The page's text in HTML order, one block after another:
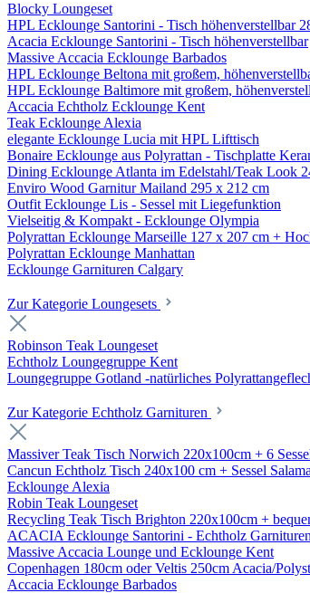
Blocky Loungeset
HPL Ecklounge Santorini - Tisch höhenverstellbar
Acacia Ecklounge Santorini - Tisch höhenverstellbar
Massive Accacia Ecklounge Barbados
HPL Ecklounge Beltona mit großem,
HPL Ecklounge Baltimore mit großem,
Accacia Echtholz Ecklounge Kent
Teak Ecklounge Alexia
elegante Ecklounge Lucia mit HPL Lifttisch
Bonaire Ecklounge aus Polyrattan - Tischplatte
Dining Ecklounge Atlanta im Edelstahl/Teak Look
Enviro Wood Garnitur Mailand 295 x 212 cm
Outfit Ecklounge Lis - Sessel mit Liegefunktion
Vielseitig & Kompakt - Ecklounge Olympia
Polyrattan Ecklounge Marseille 127 x 207 cm +
Polyrattan Ecklounge Manhattan
Ecklounge Garnituren Calgary
Zur Kategorie Loungesets
Robinson Teak Loungeset
Echtholz Loungegruppe Kent
Loungegruppe Gotland -natürliches
Zur Kategorie Echtholz Garnituren
Massiver Teak Tisch Norwich 220x100cm + 6
Cancun Echtholz Tisch 240x100 cm + Sessel
Ecklounge Alexia
Robin Teak Loungeset
Recycling Teak Tisch Brighton 220x100cm +
ACACIA Ecklounge Santorini - Echtholz Garnituren
Massive Accacia Lounge und Ecklounge Kent
Copenhagen 180cm oder Veltis 250cm Acacia/
Accacia Ecklounge Barbados